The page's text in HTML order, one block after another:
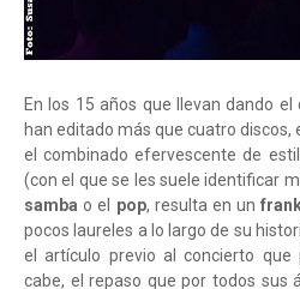
En los 15 años que llevan dando el
han editado más que cuatro discos,
el combinado efervescente de
(con el que se les suele identificar
sambao el pop, resulta en un
pocos laureles a lo largo de su
el artículo previo al concierto que
cabe, el repaso que por todos sus